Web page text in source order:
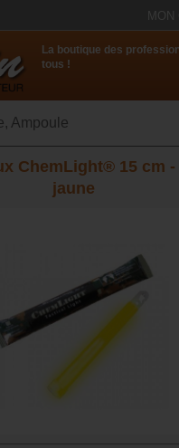
La boutique des
tous !
Ampoule
ChemLight® 15 cm -
jaune